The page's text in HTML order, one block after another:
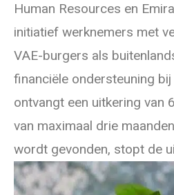
Human Resources en
initiatief werknemers met
VAE-burgers als
financiële ondersteuning
ontvangt een uitkering van
van maximaal drie
wordt gevonden, stopt de